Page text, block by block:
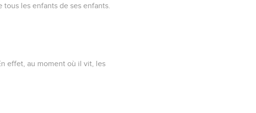
tous les enfants de ses enfants.
effet, au moment où il vit, les